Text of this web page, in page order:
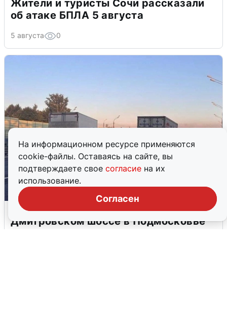
На информационном ресурсе применяются
cookie-файлы. Оставаясь на сайте, вы
подтверждаете свое согласие на их
использование.
Согласен
Жители и туристы Сочи рассказали
об атаке БПЛА 5 августа
5 августа 0
Пять машин столкнулись на
Дмитровском шоссе в Подмосковье